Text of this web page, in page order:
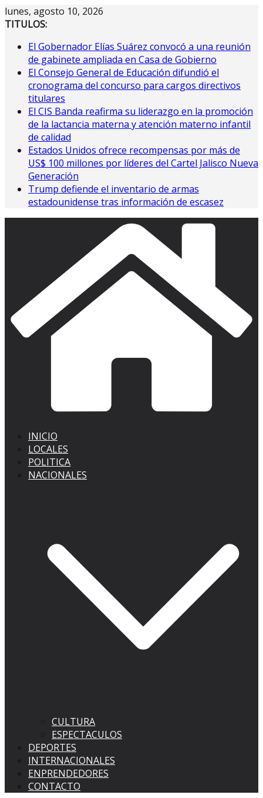
Saltar
al
lunes, agosto 10, 2026
TITULOS:
El Gobernador Elías Suárez convocó a una reunión
de gabinete ampliada en Casa de Gobierno
El Consejo General de Educación difundió el
cronograma del concurso para cargos directivos
titulares
El CIS Banda reafirma su liderazgo en la promoción
de la lactancia materna y atención materno infantil
de calidad
Estados Unidos ofrece recompensas por más de
US$ 100 millones por líderes del Cartel Jalisco Nueva
Generación
Trump defiende el inventario de armas
estadounidense tras información de escasez
INICIO
LOCALES
POLITICA
NACIONALES
CULTURA
ESPECTACULOS
DEPORTES
INTERNACIONALES
ENPRENDEDORES
CONTACTO